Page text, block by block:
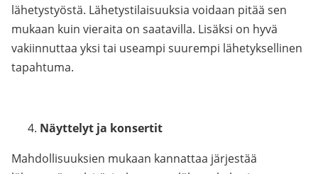
lähetystyöstä. Lähetystilaisuuksia voidaan pitää sen
mukaan kuin vieraita on saatavilla. Lisäksi on hyvä
vakiinnuttaa yksi tai useampi suurempi lähetyksellinen
tapahtuma.
Näyttelyt ja konsertit
Mahdollisuuksien mukaan kannattaa järjestää